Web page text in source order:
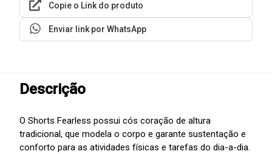
Copie o Link do produto
Enviar link por WhatsApp
Descrição
O Shorts Fearless possui cós coração de altura
tradicional, que modela o corpo e garante sustentação e
conforto para as atividades físicas e tarefas do dia-a-dia.